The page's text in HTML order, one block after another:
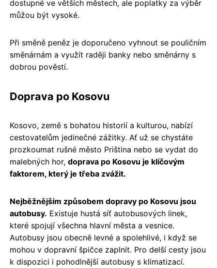
dostupné ve větších městech, ale poplatky za výběr
můžou být vysoké.
Při směně peněz je doporučeno vyhnout se pouličním
směnárnám a využít raději banky nebo směnárny s
dobrou pověstí.
Doprava po Kosovu
Kosovo, země s bohatou historií a kulturou, nabízí
cestovatelům jedinečné zážitky. Ať už se chystáte
prozkoumat rušné město Priština nebo se vydat do
malebných hor, doprava po Kosovu je klíčovým
faktorem, který je třeba zvážit.
Nejběžnějším způsobem dopravy po Kosovu jsou
autobusy. Existuje hustá síť autobusových linek,
které spojují všechna hlavní města a vesnice.
Autobusy jsou obecně levné a spolehlivé, i když se
mohou v dopravní špičce zaplnit. Pro delší cesty jsou
k dispozici i pohodlnější autobusy s klimatizací.